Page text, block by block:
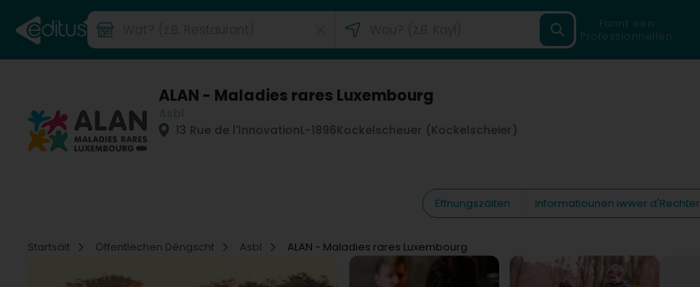
Fannt een
Professionnellen
ALAN - Maladies rares Luxembourg
13 Rue de l'InnovationL-1896Kockelscheuer (Kockelscheier)
Ëffnungszäiten Informatiounen iwwer d'Rechter
Startsäit Öffentlechen Déngscht Asbl ALAN - Maladies rares Luxembourg